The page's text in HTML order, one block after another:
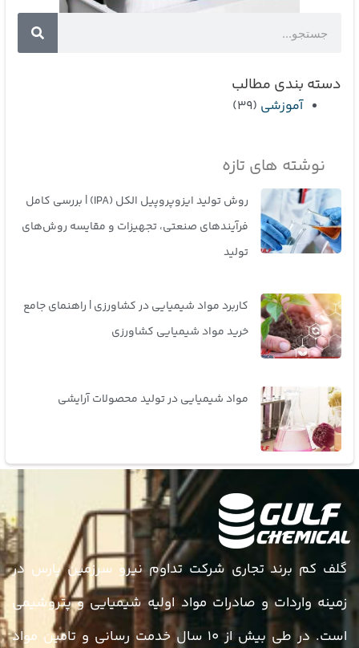
جستجو
دسته بندی مطالب
آموزشی (39)
نوشته های تازه
روش تولید ایزوپروپیل الکل (IPA) | بررسی کامل
فرآیندهای صنعتی، تجهیزات و مقایسه روش‌های
تولید
کاربرد مواد شیمیایی در کشاورزی | راهنمای جامع
خرید مواد شیمیایی کشاورزی
مواد شیمیایی در تولید محصولات آرایشی
گلف کم برند تجاری شرکت تداوم نیرو سرزمین پارس در
زمینه واردات و صادرات مواد اولیه شیمیایی و پتروشیمی
است. در طی بیش از ۱۰ سال خدمت رسانی و تامین مواد